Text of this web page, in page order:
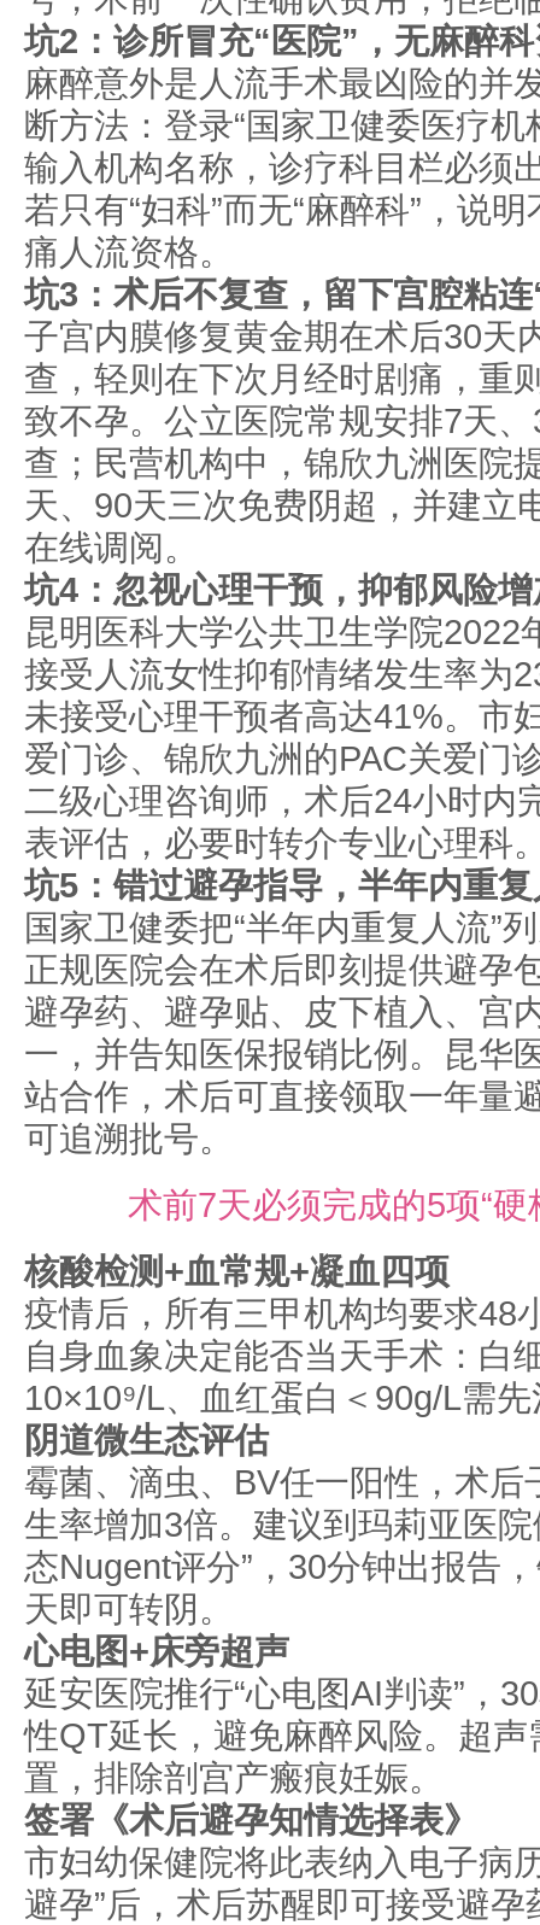
坑2：诊所冒充“医院”，无麻醉
麻醉意外是人流手术最凶险的并
断方法：登录“国家卫健委医疗机
输入机构名称，诊疗科目栏必须
若只有“妇科”而无“麻醉科”，说
痛人流资格。
坑3：术后不复查，留下宫腔粘
子宫内膜修复黄金期在术后30天
查，轻则在下次月经时剧痛，重
致不孕。公立医院常规安排7天
查；民营机构中，锦欣九洲医院
天、90天三次免费阴超，并建立
在线调阅。
坑4：忽视心理干预，抑郁风险
昆明医科大学公共卫生学院2022
接受人流女性抑郁情绪发生率为
未接受心理干预者高达41%。市
爱门诊、锦欣九洲的PAC关爱门
二级心理咨询师，术后24小时内
表评估，必要时转介专业心理科
坑5：错过避孕指导，半年内重
国家卫健委把“半年内重复人流”
正规医院会在术后即刻提供避孕
避孕药、避孕贴、皮下植入、宫
一，并告知医保报销比例。昆华
站合作，术后可直接领取一年量
可追溯批号。
术前7天必须完成的5项“硬
核酸检测+血常规+凝血四项
疫情后，所有三甲机构均要求48
自身血象决定能否当天手术：白
10×10⁹/L、血红蛋白＜90g/L需
阴道微生态评估
霉菌、滴虫、BV任一阳性，术后
生率增加3倍。建议到玛莉亚医院
态Nugent评分”，30分钟出报告
天即可转阴。
心电图+床旁超声
延安医院推行“心电图AI判读”，
性QT延长，避免麻醉风险。超声
置，排除剖宫产瘢痕妊娠。
签署《术后避孕知情选择表》
市妇幼保健院将此表纳入电子病
避孕”后，术后苏醒即可接受避孕